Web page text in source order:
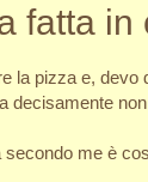
fatta in
la pizza e, devo
decisamente
secondo me è